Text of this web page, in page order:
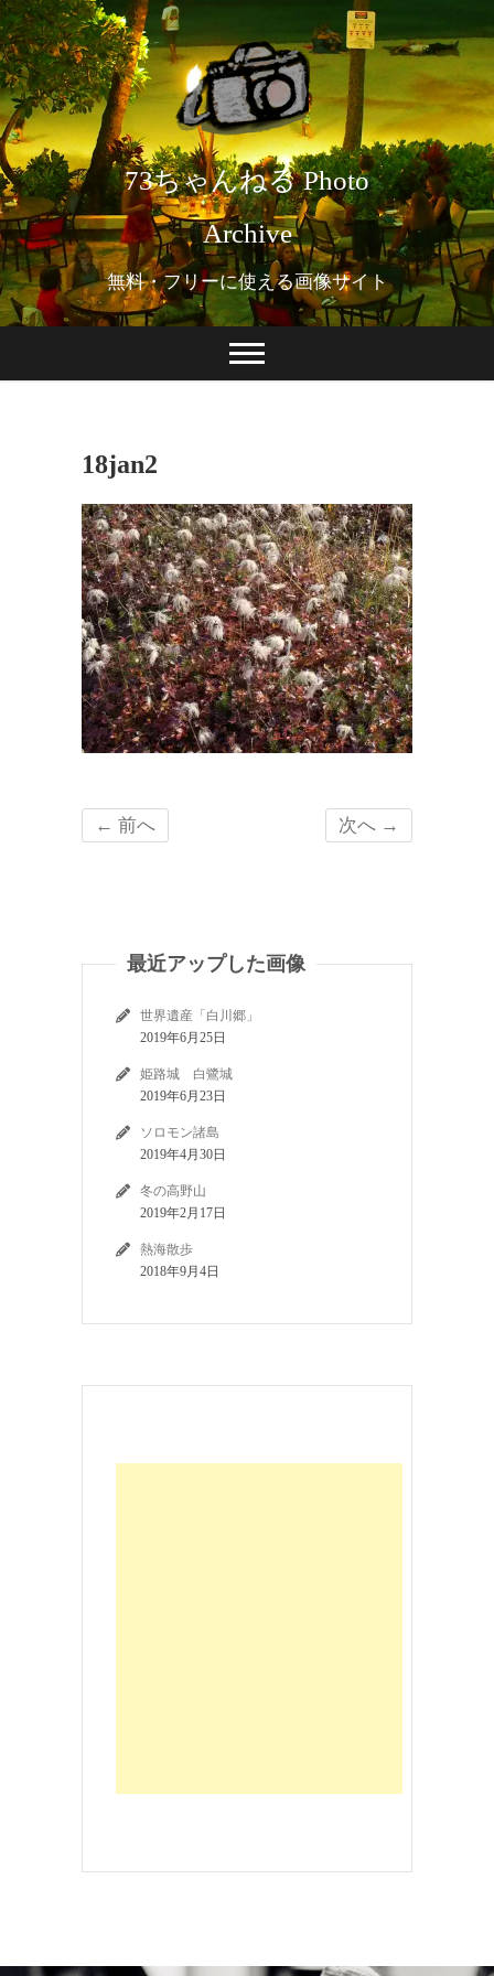
73ちゃんねる Photo
Archive
無料・フリーに使える画像サイト
18jan2
← 前へ 次へ →
最近アップした画像
世界遺産「白川郷」
2019年6月25日
姫路城 白鷺城
2019年6月23日
ソロモン諸島
2019年4月30日
冬の高野山
2019年2月17日
熱海散歩
2018年9月4日